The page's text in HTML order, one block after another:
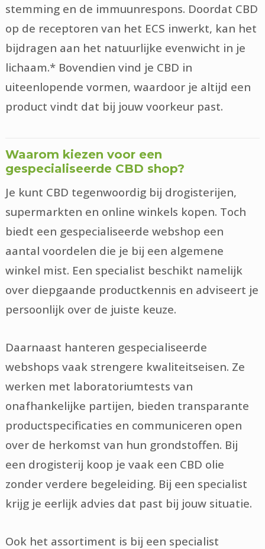
stemming en de immuunrespons. Doordat CBD
op de receptoren van het ECS inwerkt, kan het
bijdragen aan het natuurlijke evenwicht in je
lichaam.* Bovendien vind je CBD in
uiteenlopende vormen, waardoor je altijd een
product vindt dat bij jouw voorkeur past.
Waarom kiezen voor een
gespecialiseerde CBD shop?
Je kunt CBD tegenwoordig bij drogisterijen,
supermarkten en online winkels kopen. Toch
biedt een gespecialiseerde webshop een
aantal voordelen die je bij een algemene
winkel mist. Een specialist beschikt namelijk
over diepgaande productkennis en adviseert je
persoonlijk over de juiste keuze.
Daarnaast hanteren gespecialiseerde
webshops vaak strengere kwaliteitseisen. Ze
werken met laboratoriumtests van
onafhankelijke partijen, bieden transparante
productspecificaties en communiceren open
over de herkomst van hun grondstoffen. Bij
een drogisterij koop je vaak een CBD olie
zonder verdere begeleiding. Bij een specialist
krijg je eerlijk advies dat past bij jouw situatie.
Ook het assortiment is bij een specialist